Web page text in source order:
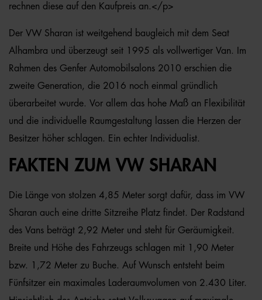
rechnen diese auf den Kaufpreis an.</p>
Der VW Sharan ist weitgehend baugleich mit dem Seat
Alhambra und überzeugt seit 1995 als vollwertiger Van. Im
Rahmen des Genfer Automobilsalons 2010 erschien die
zweite Generation, die 2016 noch einmal gründlich
überarbeitet wurde. Vor allem das hohe Maß an Flexibilität
und die individuelle Raumgestaltung lassen die Herzen der
Besitzer höher schlagen. Ein echter Individualist.
FAKTEN ZUM VW SHARAN
Die Länge von stolzen 4,85 Meter sorgt dafür, dass im VW
Sharan auch eine dritte Sitzreihe Platz findet. Der Radstand
des Vans beträgt 2,92 Meter und steht für Geräumigkeit.
Breite und Höhe des Fahrzeugs schlagen mit 1,90 Meter
bzw. 1,72 Meter zu Buche. Auf Wunsch entsteht beim
Fünfsitzer ein maximales Laderaumvolumen von 2.430 Liter.